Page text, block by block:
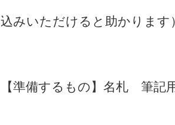
込みいただけると助かります
【準備するもの】名札 筆